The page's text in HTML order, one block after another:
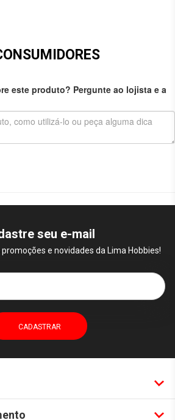
este produto? Pergunte ao lojista e a
seu e-mail
e novidades da Lima Hobbies!